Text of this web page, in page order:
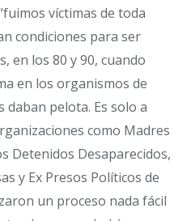
víctimas de toda
condiciones para ser
en los 80 y 90, cuando
en los organismos de
pelota. Es solo a
como Madres
Detenidos Desaparecidos,
y Ex Presos Políticos de
un proceso nada fácil